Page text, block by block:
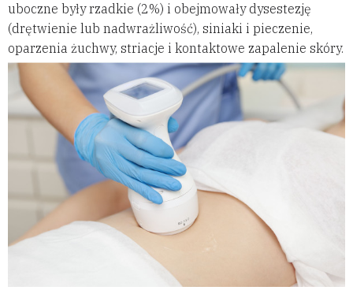
uboczne były rzadkie (2%) i obejmowały dysestezję
(drętwienie lub nadwrażliwość), siniaki i pieczenie,
oparzenia żuchwy, striacje i kontaktowe zapalenie skóry.